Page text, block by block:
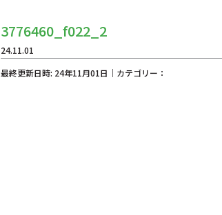
3776460_f022_2
24.11.01
最終更新日時: 24年11月01日｜カテゴリー：